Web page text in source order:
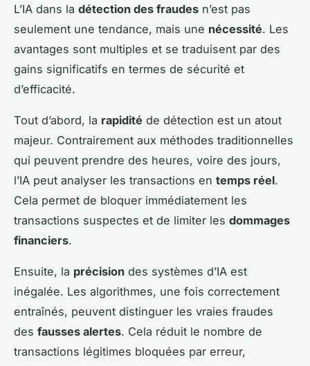
L’IA dans la détection des fraudes n’est pas
seulement une tendance, mais une nécessité. Les
avantages sont multiples et se traduisent par des
gains significatifs en termes de sécurité et
d’efficacité.
Tout d’abord, la rapidité de détection est un atout
majeur. Contrairement aux méthodes traditionnelles
qui peuvent prendre des heures, voire des jours,
l’IA peut analyser les transactions en temps réel.
Cela permet de bloquer immédiatement les
transactions suspectes et de limiter les dommages
financiers.
Ensuite, la précision des systèmes d’IA est
inégalée. Les algorithmes, une fois correctement
entraînés, peuvent distinguer les vraies fraudes
des fausses alertes. Cela réduit le nombre de
transactions légitimes bloquées par erreur,